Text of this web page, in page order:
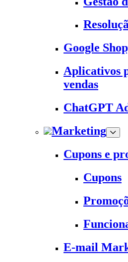
Google
Aplicativos
vendas
ChatGPT
Marketing
Cupons e
Cupons
E-mail